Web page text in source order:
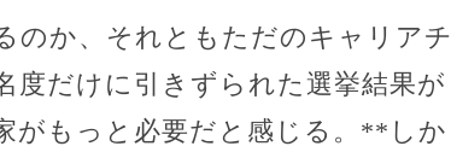
のか、それともただのキャリアチ
度だけに引きずられた選挙結果が
がもっと必要だと感じる。**しか